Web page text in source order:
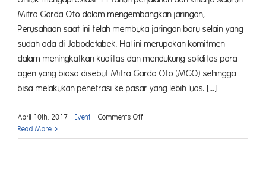
Mitra Garda Oto dalam mengembangkan jaringan,
Perusahaan saat ini telah membuka jaringan baru selain yang
sudah ada di Jabodetabek. Hal ini merupakan komitmen
dalam meningkatkan kualitas dan mendukung soliditas para
agen yang biasa disebut Mitra Garda Oto (MGO) sehingga
bisa melakukan penetrasi ke pasar yang lebih luas. [...]
April 10th, 2017 Event Comments Offon
Garda
Read More